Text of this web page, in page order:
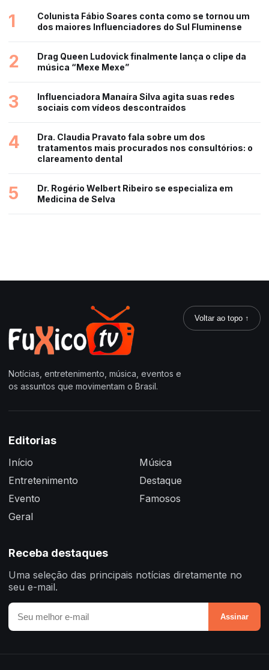
1
Colunista Fábio Soares conta como se tornou um
dos maiores Influenciadores do Sul Fluminense
2
Drag Queen Ludovick finalmente lança o clipe da
música “Mexe Mexe”
3
Influenciadora Manaíra Silva agita suas redes
sociais com vídeos descontraídos
4
Dra. Claudia Pravato fala sobre um dos
tratamentos mais procurados nos consultórios: o
clareamento dental
5
Dr. Rogério Welbert Ribeiro se especializa em
Medicina de Selva
Notícias, entretenimento, música, eventos e
os assuntos que movimentam o Brasil.
Voltar ao topo ↑
Editorias
Início
Entretenimento
Evento
Geral
Música
Destaque
Famosos
Receba destaques
Uma seleção das principais notícias diretamente no
seu e-mail.
Assinar